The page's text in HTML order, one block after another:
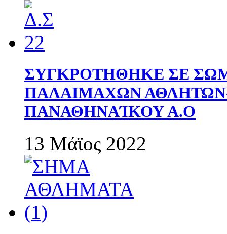
ΣΥΓΚΡΟΤΗΘΗΚΕ ΣΕ
ΠΑΛΑΙΜΑΧΩΝ
ΠΑΝΑΘΗΝΑΊΚΟΥ Α.Ο
13 Μάϊος 2022